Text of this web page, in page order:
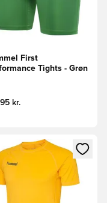
First
Tights - Grøn
kr.
tilmelde dig som
en Modal til at logge